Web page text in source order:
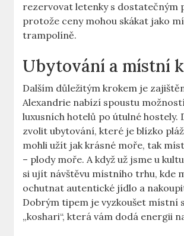
rezervovat letenky s dostatečným
protože ceny mohou skákat jako
trampolíně.
Ubytování a místní
Dalším důležitým krokem je
Alexandrie nabízí spoustu
luxusních hotelů po útulné hostely.
zvolit ubytování, které je blízko
mohli užít jak krásné moře, tak
– plody moře. A když už jsme u
si ujít návštěvu místního trhu, kde
ochutnat autentické jídlo a
Dobrým tipem je vyzkoušet místní
„koshari“, která vám dodá energii